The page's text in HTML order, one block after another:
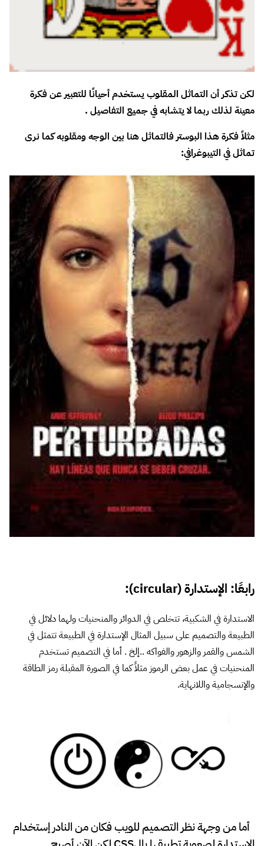
معينة لذلك ربما لا يتشابه في جميع التفاصيل .
مثلاً فكرة هذا البوستر فالتماثل هنا بين الوجه ومقلوبه كما نرى
تماثل فيالتيبوغرافي
رابعًا: الإستدارة (circular):
الاستدارة في الشكبية، تتخلص في الدوائر والمنحنيات ولهما دلائل في
والإنسجامية واللانهاية.
الإستدارة لصعوبة تطبيقها بالCSS لكن الآن أصبح
إستخدامها مألوف.
يمكن إستخدامها حاليًا في خمس طرق:
تُستخدَم كإطار للصور وأحيانًا للأزرار والشعارات لأنها تبدو أكثر